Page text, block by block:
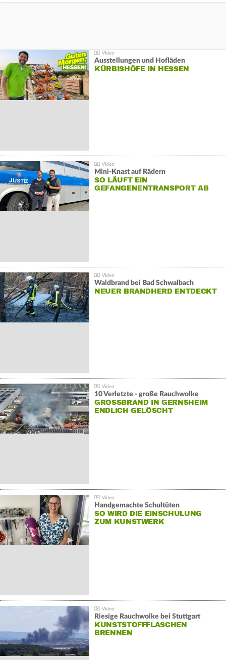
Ausstellungen und Hofläden
KÜRBISHÖFE IN HESSEN
Mini-Knast auf Rädern
SO LÄUFT EIN
GEFANGENENTRANSPORT AB
Waldbrand bei Bad Schwalbach
NEUER BRANDHERD ENTDECKT
10 Verletzte - große Rauchwolke
GROSSBRAND IN GERNSHEIM E
NDLICH GELÖSCHT
Handgemachte Schultüten
SO WIRD DIE EINSCHULUNG
ZUM KUNSTWERK
Riesige Rauchwolke bei Stuttgart
KUNSTSTOFFFLASCHEN
BRENNEN